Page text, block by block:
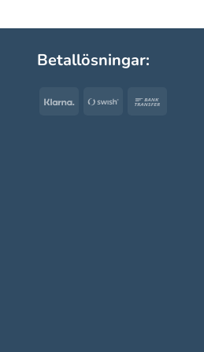
Betallösningar:
Klarna Swish